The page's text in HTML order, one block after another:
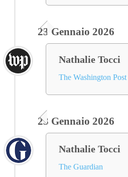
23 Gennaio 2026
Nathalie Tocci
The Washington Post
23 Gennaio 2026
Nathalie Tocci
The Guardian